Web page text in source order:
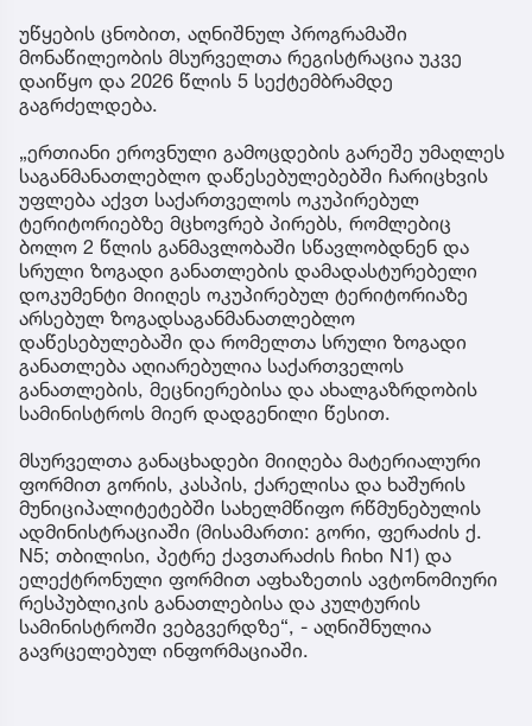
უწყების ცნობით, აღნიშნულ პროგრამაში
მონაწილეობის მსურველთა რეგისტრაცია უკვე
დაიწყო და 2026 წლის 5 სექტემბრამდე
გაგრძელდება.
„ერთიანი ეროვნული გამოცდების გარეშე უმაღლეს
საგანმანათლებლო დაწესებულებებში ჩარიცხვის
უფლება აქვთ საქართველოს ოკუპირებულ
ტერიტორიებზე მცხოვრებ პირებს, რომლებიც
ბოლო 2 წლის განმავლობაში სწავლობდნენ და
სრული ზოგადი განათლების დამადასტურებელი
დოკუმენტი მიიღეს ოკუპირებულ ტერიტორიაზე
არსებულ ზოგადსაგანმანათლებლო
დაწესებულებაში და რომელთა სრული ზოგადი
განათლება აღიარებულია საქართველოს
განათლების, მეცნიერებისა და ახალგაზრდობის
სამინისტროს მიერ დადგენილი წესით.
მსურველთა განაცხადები მიიღება მატერიალური
ფორმით გორის, კასპის, ქარელისა და ხაშურის
მუნიციპალიტეტებში სახელმწიფო რწმუნებულის
ადმინისტრაციაში (მისამართი: გორი, ფერაძის ქ.
N5; თბილისი, პეტრე ქავთარაძის ჩიხი N1) და
ელექტრონული ფორმით აფხაზეთის ავტონომიური
რესპუბლიკის განათლებისა და კულტურის
სამინისტროში ვებგვერდზე“, - აღნიშნულია
გავრცელებულ ინფორმაციაში.